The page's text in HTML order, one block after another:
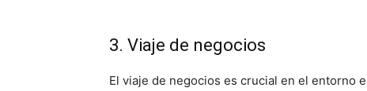
3. Viaje de negocios
El viaje de negocios es crucial en el entorno